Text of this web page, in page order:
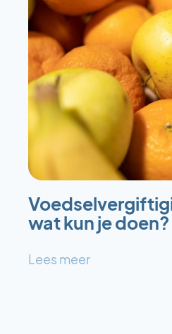
wat kun je doen?
Lees meer